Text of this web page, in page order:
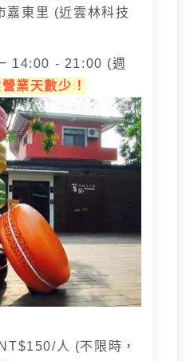
嘉東里 (近雲林科技
14:00 - 21:00 (週
業天數少！
人 (不限時，